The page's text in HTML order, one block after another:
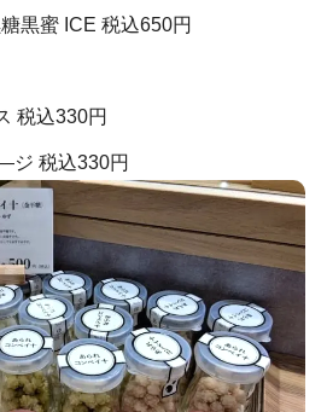
黒蜜 ICE 税込650円
税込330円
ジ 税込330円